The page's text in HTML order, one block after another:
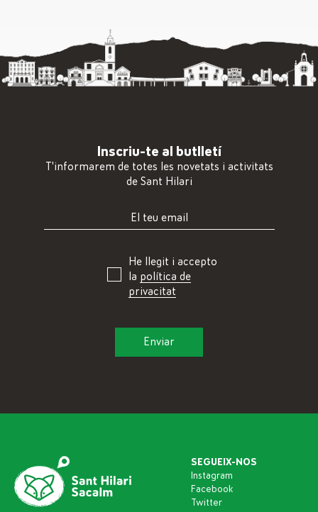
Inscriu-te al butlletí
T'informarem de totes les novetats i activitats
de Sant Hilari
He llegit i accepto
la política de
privacitat
SEGUEIX-NOS
Instagram
Facebook
Twitter